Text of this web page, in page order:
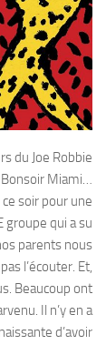
du Joe Robbie
Bonsoir Miami…
soir pour une
groupe qui a su
parents nous
l’écouter. Et,
Beaucoup ont
Il n’y en a
d’avoir